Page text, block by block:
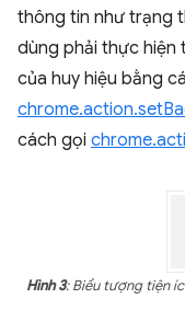
thông tin như trạng
dùng phải thực hiện
của huy hiệu bằng
cách gọi
Hình 3: Biểu tượng tiện